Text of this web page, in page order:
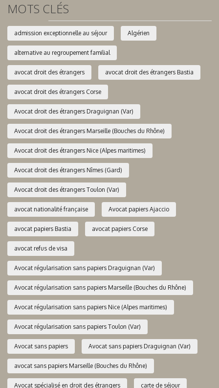
MOTS CLÉS
admission exceptionnelle au séjour Algérien
alternative au regroupement familial
avocat droit des étrangers avocat droit des étrangers Bastia
avocat droit des étrangers Corse
Avocat droit des étrangers Draguignan (Var)
Avocat droit des étrangers Marseille (Bouches du Rhône)
Avocat droit des étrangers Nice (Alpes maritimes)
Avocat droit des étrangers Nîmes (Gard)
Avocat droit des étrangers Toulon (Var)
avocat nationalité française Avocat papiers Ajaccio
avocat papiers Bastia avocat papiers Corse
avocat refus de visa
Avocat régularisation sans papiers Draguignan (Var)
Avocat régularisation sans papiers Marseille (Bouches du Rhône)
Avocat régularisation sans papiers Nice (Alpes maritimes)
Avocat régularisation sans papiers Toulon (Var)
Avocat sans papiers Avocat sans papiers Draguignan (Var)
avocat sans papiers Marseille (Bouches du Rhône)
Avocat spécialisé en droit des étrangers carte de séjour